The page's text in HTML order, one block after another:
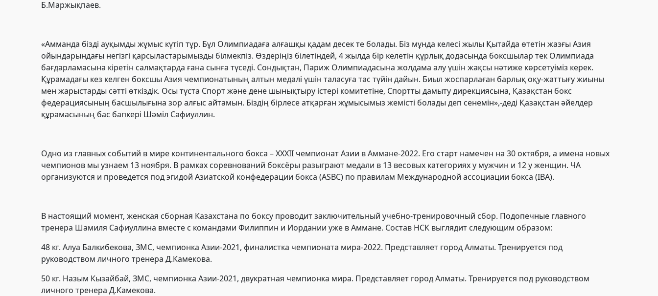
Б.Маржықпаев.
«Амманда бізді ауқымды жұмыс күтіп тұр. Бұл Олимпиадаға алғашқы қадам десек те болады. Біз мұнда келесі жылы Қытайда өтетін жазғы Азия
ойындарындағы негізгі қарсыластарымызды білмекпіз. Өздеріңіз білетіндей, 4 жылда бір келетін құрлық додасында боксшылар тек Олимпиада
бағдарламасына кіретін салмақтарда ғана сынға түседі. Сондықтан, Париж Олимпиадасына жолдама алу үшін жақсы нәтиже көрсетуіміз керек.
Құрамадағы кез келген боксшы Азия чемпионатының алтын медалі үшін таласуға тас түйін дайын. Биыл жоспарлаған барлық оқу-жаттығу жиыны
мен жарыстарды сәтті өткіздік. Осы тұста Спорт және дене шынықтыру істері комитетіне, Спортты дамыту дирекциясына, Қазақстан бокс
федерациясының басшылығына зор алғыс айтамын. Біздің бірлесе атқарған жұмысымыз жемісті болады деп сенемін»,-деді Қазақстан әйелдер
құрамасының бас бапкері Шәміл Сафиуллин.
Одно из главных событий в мире континентального бокса – XXXII чемпионат Азии в Аммане-2022. Его старт намечен на 30 октября, а имена новых
чемпионов мы узнаем 13 ноября. В рамках соревнований боксёры разыграют медали в 13 весовых категориях у мужчин и 12 у женщин. ЧА
организуются и проведется под эгидой Азиатской конфедерации бокса (ASBC) по правилам Международной ассоциации бокса (IBA).
В настоящий момент, женская сборная Казахстана по боксу проводит заключительный учебно-тренировочный сбор. Подопечные главного
тренера Шамиля Сафиуллина вместе с командами Филиппин и Иордании уже в Аммане. Состав НСК выглядит следующим образом:
48 кг. Алуа Балкибекова, ЗМС, чемпионка Азии-2021, финалистка чемпионата мира-2022. Представляет город Алматы. Тренируется под
руководством личного тренера Д.Камекова.
50 кг. Назым Кызайбай, ЗМС, чемпионка Азии-2021, двукратная чемпионка мира. Представляет город Алматы. Тренируется под руководством
личного тренера Д.Камекова.